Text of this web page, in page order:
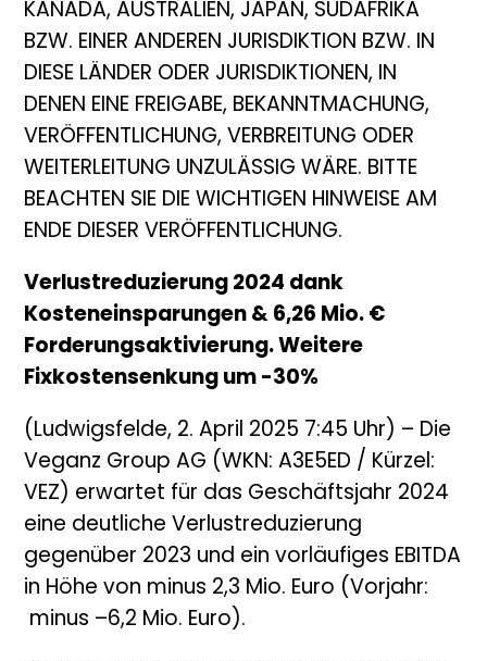
KANADA, AUSTRALIEN, JAPAN, SÜDAFRIKA
BZW. EINER ANDEREN JURISDIKTION BZW. IN
DIESE LÄNDER ODER JURISDIKTIONEN, IN
DENEN EINE FREIGABE, BEKANNTMACHUNG,
VERÖFFENTLICHUNG, VERBREITUNG ODER
WEITERLEITUNG UNZULÄSSIG WÄRE. BITTE
BEACHTEN SIE DIE WICHTIGEN HINWEISE AM
ENDE DIESER VERÖFFENTLICHUNG.
Verlustreduzierung 2024 dank
Kosteneinsparungen & 6,26 Mio. €
Forderungsaktivierung. Weitere
Fixkostensenkung um -30%
(Ludwigsfelde, 2. April 2025 7:45 Uhr) – Die
Veganz Group AG (WKN: A3E5ED / Kürzel:
VEZ) erwartet für das Geschäftsjahr 2024
eine deutliche Verlustreduzierung
gegenüber 2023 und ein vorläufiges EBITDA
in Höhe von minus 2,3 Mio. Euro (Vorjahr:
minus –6,2 Mio. Euro).